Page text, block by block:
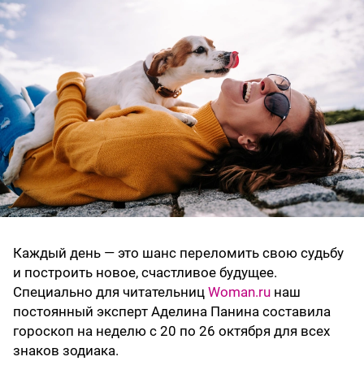
Каждый день — это шанс переломить свою судьбу
и построить новое, счастливое будущее.
Специально для читательниц Woman.ru наш
постоянный эксперт Аделина Панина составила
гороскоп на неделю с 20 по 26 октября для всех
знаков зодиака.